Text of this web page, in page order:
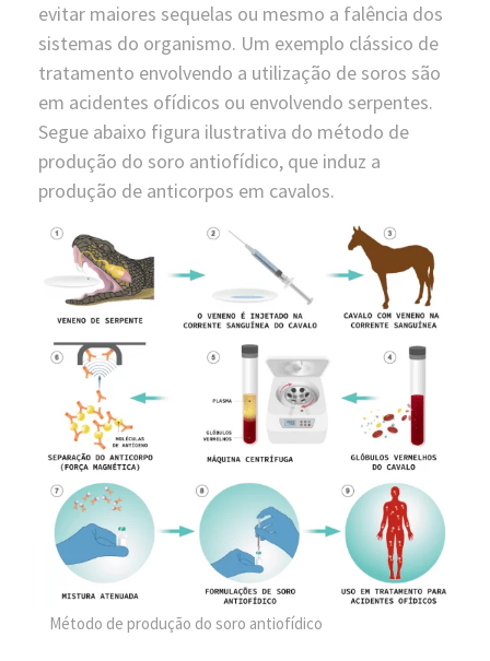
evitar maiores sequelas ou mesmo a falência dos
sistemas do organismo. Um exemplo clássico de
tratamento envolvendo a utilização de soros são
em acidentes ofídicos ou envolvendo serpentes.
Segue abaixo figura ilustrativa do método de
produção do soro antiofídico, que induz a
produção de anticorpos em cavalos.
Método de produção do soro antiofídico